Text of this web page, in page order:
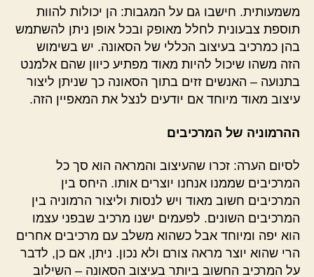
משמעותית. חישבו גם על המגבות: הן יכולות להוות
תוספת צבעונית לחלל מאופק ובכל אופן ניתן להשתמש
בהן כמרכיב בעיצוב הכללי של הסאונה. יש בשימוש
הזה משהו שיכול להיות מאוד מפתיע כיוון שהם אלמנט
בתנועה – האנשים זזים בתוך הסאונה כך שניתן ליצור
עיצוב מאוד מיוחד אם יודעים לנצל את המאפיין הזה.
ההרמוניה של המרכיבים
לסיום הערה: זכרו שהעיצוב והמראה הוא סך כל
המרכיבים שממנו אנחנו יוצרים אותו. היחס בין
המרכיבים חשוב מאוד ויש לנסות וליצור הרמוניה בין
המרכיבים השונים. לפעמים ישנו מרכיב שבפני עצמו
הוא יפה ומיוחד אבל כשהוא משלב עם מרכיבים אחרים
הרי שהוא יוצר מראה צורם ולא נכון. ניתן, אם כן, לדבר
על המרכיב החשוב ביותר בעיצוב הסאונה – השילוב